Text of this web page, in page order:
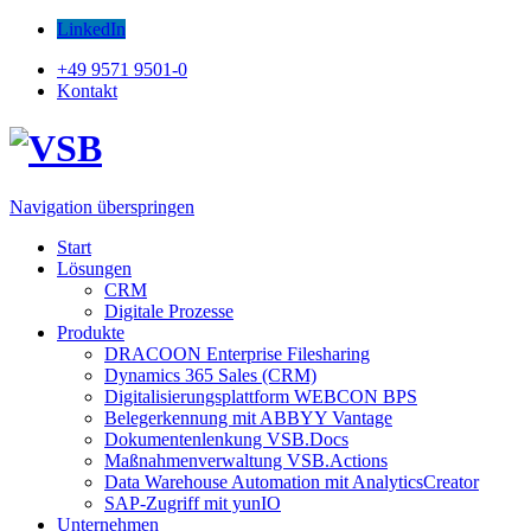
LinkedIn
+49 9571 9501-0
Kontakt
Navigation überspringen
Start
Lösungen
CRM
Digitale Prozesse
Produkte
DRACOON Enterprise Filesharing
Dynamics 365 Sales (CRM)
Digitalisierungsplattform WEBCON BPS
Belegerkennung mit ABBYY Vantage
Dokumentenlenkung VSB.Docs
Maßnahmenverwaltung VSB.Actions
Data Warehouse Automation mit AnalyticsCreator
SAP-Zugriff mit yunIO
Unternehmen